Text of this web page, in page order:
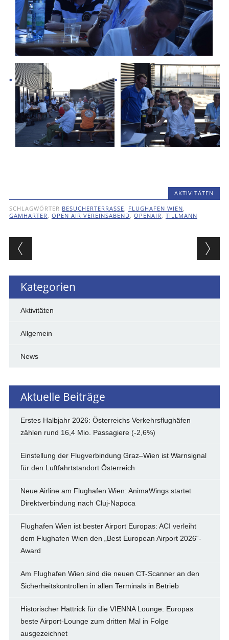
AKTIVITÄTEN
SCHLAGWÖRTER BESUCHERTERRASSE FLUGHAFEN WIEN
GAMHARTER
OPEN AIR VEREINSABEND OPENAIR TILLMANN
Beitragsnavigation
Kategorien
Aktivitäten
Allgemein
News
Aktuelle Beiträge
Erstes Halbjahr 2026: Österreichs Verkehrsflughäfen
zählen rund 16,4 Mio. Passagiere (-2,6%)
Einstellung der Flugverbindung Graz–Wien ist Warnsignal
für den Luftfahrtstandort Österreich
Neue Airline am Flughafen Wien: AnimaWings startet
Direktverbindung nach Cluj-Napoca
Flughafen Wien ist bester Airport Europas: ACI verleiht
dem Flughafen Wien den „Best European Airport 2026“-
Award
Am Flughafen Wien sind die neuen CT-Scanner an den
Sicherheitskontrollen in allen Terminals in Betrieb
Historischer Hattrick für die VIENNA Lounge: Europas
beste Airport-Lounge zum dritten Mal in Folge
ausgezeichnet